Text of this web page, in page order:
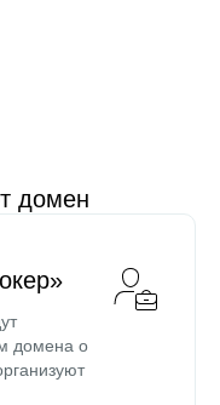
домен
домена о